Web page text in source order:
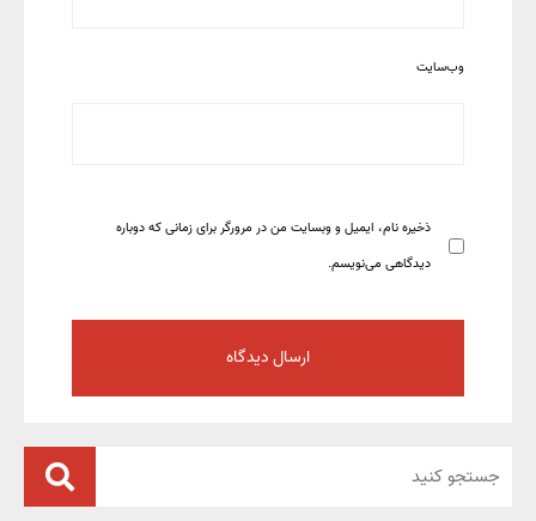
وب‌سایت
ذخیره نام، ایمیل و وبسایت من در مرورگر برای زمانی که دوباره
دیدگاهی می‌نویسم.